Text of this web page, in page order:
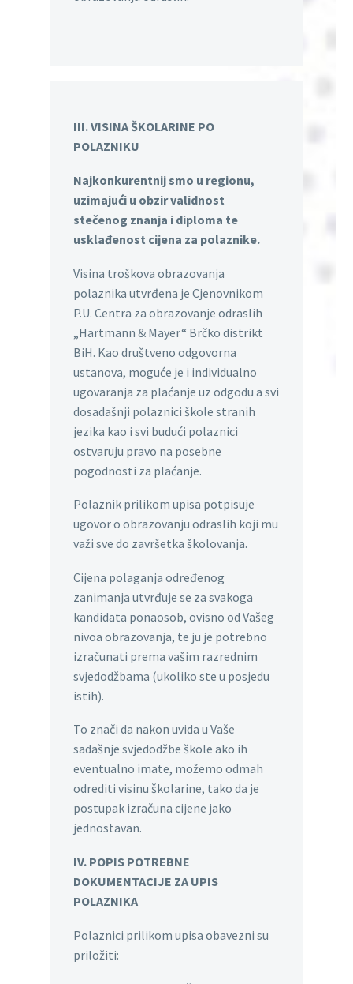
III. VISINA ŠKOLARINE PO
POLAZNIKU
Najkonkurentnij smo u regionu,
uzimajući u obzir validnost
stečenog znanja i diploma te
usklađenost cijena za polaznike.
Visina troškova obrazovanja
polaznika utvrđena je Cjenovnikom
P.U. Centra za obrazovanje odraslih
„Hartmann & Mayer“ Brčko distrikt
BiH. Kao društveno odgovorna
ustanova, moguće je i individualno
ugovaranja za plaćanje uz odgodu a svi
dosadašnji polaznici škole stranih
jezika kao i svi budući polaznici
ostvaruju pravo na posebne
pogodnosti za plaćanje.
Polaznik prilikom upisa potpisuje
ugovor o obrazovanju odraslih koji mu
važi sve do završetka školovanja.
Cijena polaganja određenog
zanimanja utvrđuje se za svakoga
kandidata ponaosob, ovisno od Vašeg
nivoa obrazovanja, te ju je potrebno
izračunati prema vašim razrednim
svjedodžbama (ukoliko ste u posjedu
istih).
To znači da nakon uvida u Vaše
sadašnje svjedodžbe škole ako ih
eventualno imate, možemo odmah
odrediti visinu školarine, tako da je
postupak izračuna cijene jako
jednostavan.
IV. POPIS POTREBNE
DOKUMENTACIJE ZA UPIS
POLAZNIKA
Polaznici prilikom upisa obavezni su
priložiti: